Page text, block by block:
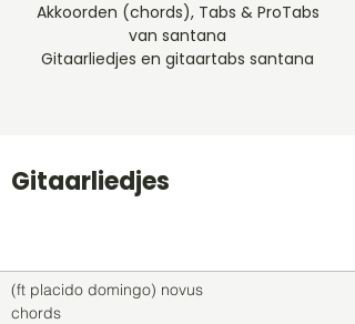
Akkoorden (chords), Tabs & ProTabs
van santana
Gitaarliedjes en gitaartabs santana
Gitaarliedjes
(ft placido domingo) novus
chords